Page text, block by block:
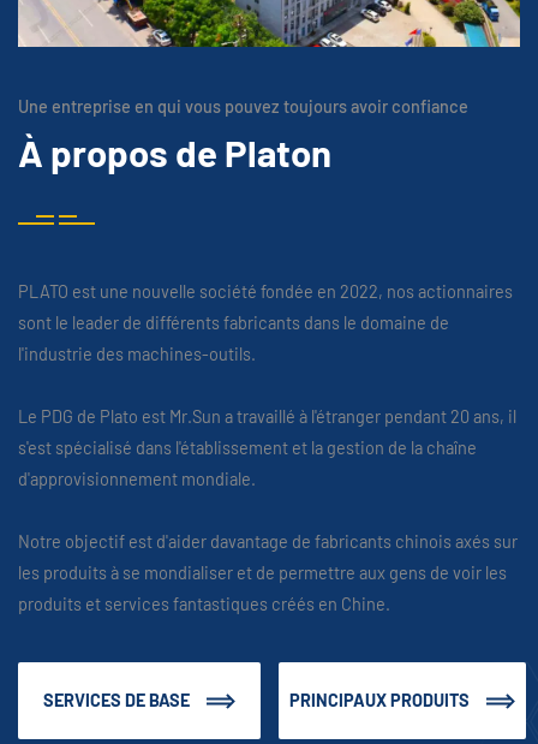
Une entreprise en qui vous pouvez toujours avoir confiance
À propos de Platon
PLATO est une nouvelle société fondée en 2022, nos actionnaires
sont le leader de différents fabricants dans le domaine de
l'industrie des machines-outils.
Le PDG de Plato est Mr.Sun a travaillé à l'étranger pendant 20 ans, il
s'est spécialisé dans l'établissement et la gestion de la chaîne
d'approvisionnement mondiale.
Notre objectif est d'aider davantage de fabricants chinois axés sur
les produits à se mondialiser et de permettre aux gens de voir les
produits et services fantastiques créés en Chine.
SERVICES DE BASE PRINCIPAUX PRODUITS